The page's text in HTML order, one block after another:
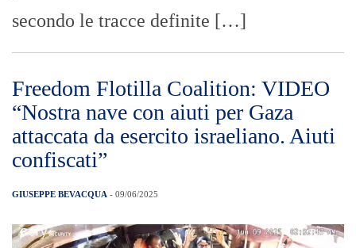
secondo le tracce definite […]
Freedom Flotilla Coalition: VIDEO
“Nostra nave con aiuti per Gaza
attaccata da esercito israeliano. Aiuti
confiscati”
GIUSEPPE BEVACQUA - 09/06/2025